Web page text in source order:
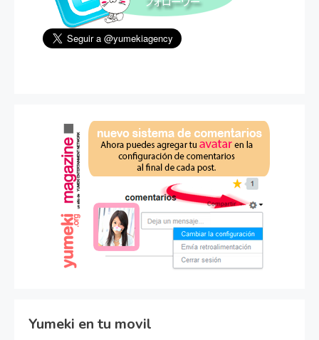
Yumeki en tu movil